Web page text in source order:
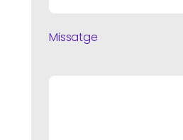
Missatge